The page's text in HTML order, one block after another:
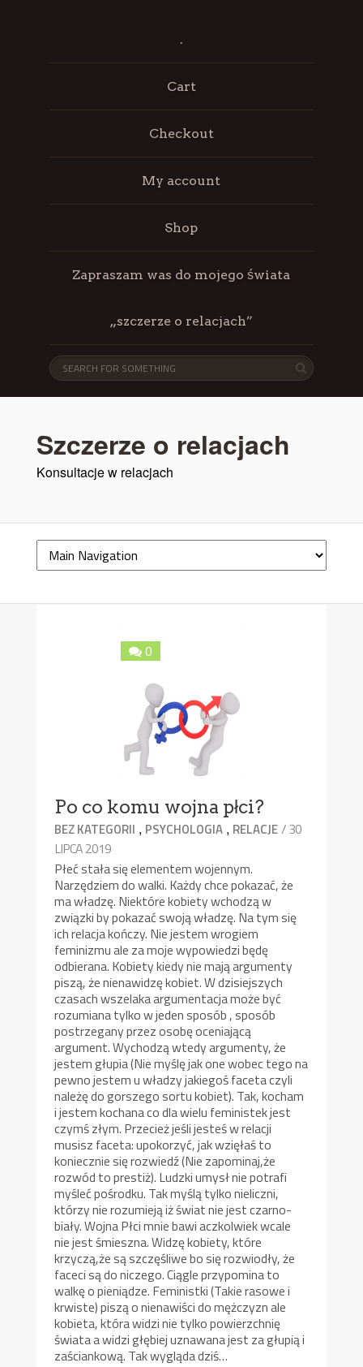
.
Cart
Checkout
My account
Shop
Zapraszam was do mojego świata
„szczerze o relacjach”
Szczerze o relacjach
Konsultacje w relacjach
0
Po co komu wojna płci?
BEZ KATEGORII , PSYCHOLOGIA , RELACJE/ 30
LIPCA 2019
Płeć stała się elementem wojennym.
Narzędziem do walki. Każdy chce pokazać, że
ma władzę. Niektóre kobiety wchodzą w
związki by pokazać swoją władzę. Na tym się
ich relacja kończy. Nie jestem wrogiem
feminizmu ale za moje wypowiedzi będę
odbierana. Kobiety kiedy nie mają argumenty
piszą, że nienawidzę kobiet. W dzisiejszych
czasach wszelaka argumentacja może być
rozumiana tylko w jeden sposób , sposób
postrzegany przez osobę oceniającą
argument. Wychodzą wtedy argumenty, że
jestem głupia (Nie myślę jak one wobec tego na
pewno jestem u władzy jakiegoś faceta czyli
należę do gorszego sortu kobiet). Tak, kocham
i jestem kochana co dla wielu feministek jest
czymś złym. Przecież jeśli jesteś w relacji
musisz faceta: upokorzyć, jak wzięłaś to
koniecznie się rozwiedź (Nie zapominaj,że
rozwód to prestiż). Ludzki umysł nie potrafi
myśleć pośrodku. Tak myślą tylko nieliczni,
którzy nie rozumieją iż świat nie jest czarno-
biały. Wojna Płci mnie bawi aczkolwiek wcale
nie jest śmieszna. Widzę kobiety, które
krzyczą,że są szczęśliwe bo się rozwiodły, że
faceci są do niczego. Ciągle przypomina to
walkę o pieniądze. Feministki (Takie rasowe i
krwiste) piszą o nienawiści do mężczyzn ale
kobieta, która widzi nie tylko powierzchnię
świata a widzi głębiej uznawana jest za głupią i
zaściankową. Tak wygląda dziś…